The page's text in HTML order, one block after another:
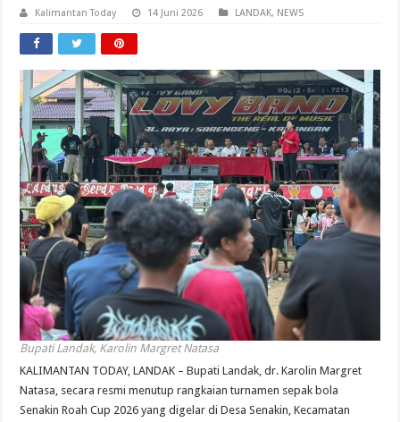
Kalimantan Today 14 Juni 2026 LANDAK, NEWS
Bupati Landak, Karolin Margret Natasa
KALIMANTAN TODAY, LANDAK – Bupati Landak, dr. Karolin Margret
Natasa, secara resmi menutup rangkaian turnamen sepak bola
Senakin Roah Cup 2026 yang digelar di Desa Senakin, Kecamatan